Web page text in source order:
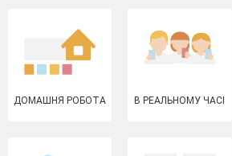
ДОМАШНЯ РОБОТА В РЕАЛЬНОМУ ЧАСІ